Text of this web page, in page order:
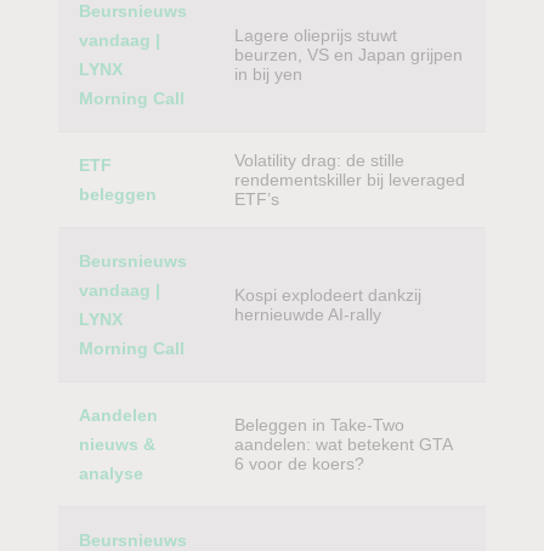
Beursnieuws
vandaag |
LYNX
Morning Call
Lagere olieprijs stuwt
beurzen, VS en Japan grijpen
in bij yen
ETF
beleggen
Volatility drag: de stille
rendementskiller bij leveraged
ETF’s
Beursnieuws
vandaag |
LYNX
Morning Call
Kospi explodeert dankzij
hernieuwde AI-rally
Aandelen
nieuws &
analyse
Beleggen in Take-Two
aandelen: wat betekent GTA
6 voor de koers?
Beursnieuws